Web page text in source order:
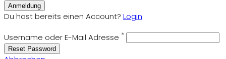
Anmeldung
Du hast bereits einen Account? Login
Username oder E-Mail Adresse *
Reset Password